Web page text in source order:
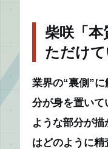
柴咲「
ただけて
業界の“裏側”
分が身を置いて
ような部分が
はどのように